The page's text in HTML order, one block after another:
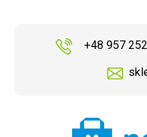
+48 957